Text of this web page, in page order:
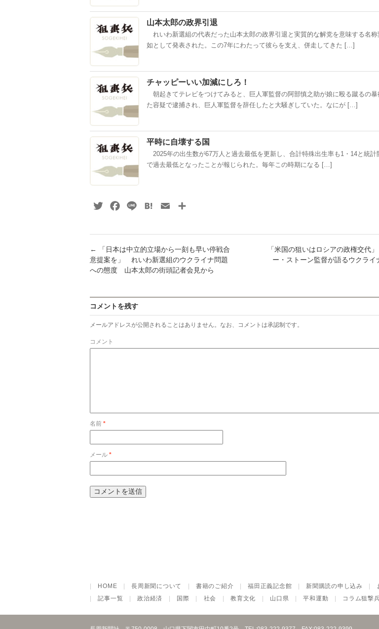
山本太郎の政界引退
れいわ新選組の代表だった山本太郎の政界引退と実質的な解党を意味する名称
如として発表された。この7年にわたって彼らを支え、併走してきた […]
チャッピーいい加減にしろ！
朝起きてテレビをつけてみると、巨人軍監督の阿部慎之助が娘に殴る蹴るの暴
た容疑で逮捕され、巨人軍監督を辞任したと大騒ぎしていた。なにが […]
平時に自壊する国
2025年の出生数が67万人と過去最低を更新し、合計特殊出生率も1・14と統計
で過去最低となったことが報じられた。毎年この時期になる […]
TwitterFacebook
Line HatenaEmail
←
「日本は中立的立場から一刻も早い停戦合
意提案を」 れいわ新選組のウクライナ問題
への態度 山本太郎の街頭記者会見から
「米国の狙いはロシアの政権交代
ー・ストーン監督が語るウクライ
コメントを残す
メールアドレスが公開されることはありません。なお、コメントは承認制です。
コメント
名前 *
メール *
HOME |長周新聞について |書籍のご紹介 |福田正義記念館 新聞購読の申し込み
|記事一覧 |政治経済 国際 社会 |教育文化 山口県 |平和運動 コラム狙撃